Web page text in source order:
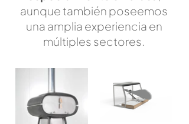
aunque también poseemos
una amplia experiencia en
múltiples sectores.